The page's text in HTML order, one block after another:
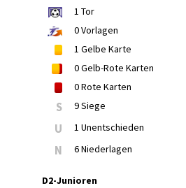
1 Tor
0Vorlagen
1 Gelbe Karte
0Gelb-Rote Karten
0Rote Karten
S 9 Siege
U 1 Unentschieden
N 6 Niederlagen
D2-Junioren